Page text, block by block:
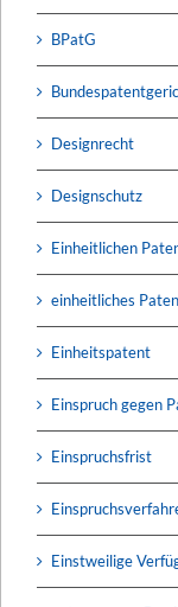
BPatG
Designrecht
Designschutz
Einheitlichen
einheitliches
Einheitspatent
Einspruch gegen
Einspruchsfrist
Einstweilige